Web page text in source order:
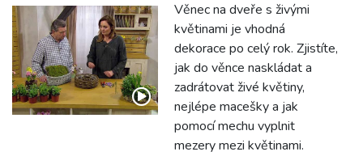
Věnec na dveře s živými
květinami je vhodná
dekorace po celý rok. Zjistíte,
jak do věnce naskládat a
zadrátovat živé květiny,
nejlépe macešky a jak
pomocí mechu vyplnit
mezery mezi květinami.